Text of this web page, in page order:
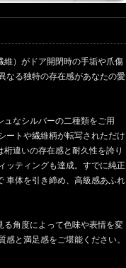
維）がドア開閉時の手垢や爪傷
なる独特の存在感があなたの愛
なシルバーの二種類をご用
ートや繊維柄が転写されただけ
違いの存在感と耐久性を誇り
ッティングも達成。すでに純正
車体を引き締め、高級感あふれ
る角度によって色味や表情を変
と満足感をご堪能ください。